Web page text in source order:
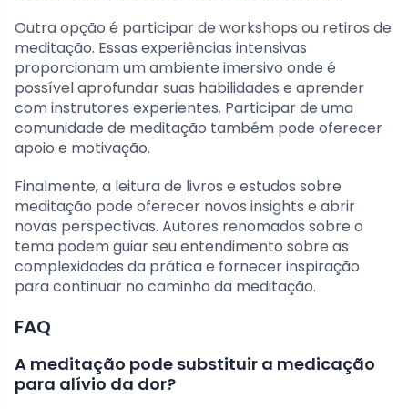
Outra opção é participar de workshops ou retiros de
meditação. Essas experiências intensivas
proporcionam um ambiente imersivo onde é
possível aprofundar suas habilidades e aprender
com instrutores experientes. Participar de uma
comunidade de meditação também pode oferecer
apoio e motivação.
Finalmente, a leitura de livros e estudos sobre
meditação pode oferecer novos insights e abrir
novas perspectivas. Autores renomados sobre o
tema podem guiar seu entendimento sobre as
complexidades da prática e fornecer inspiração
para continuar no caminho da meditação.
FAQ
A meditação pode substituir a medicação
para alívio da dor?